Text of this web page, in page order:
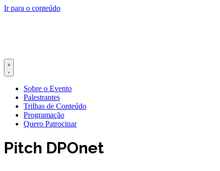
Ir para o conteúdo
Sobre o Evento
Palestrantes
Trilhas de Conteúdo
Programação
Quero Patrocinar
Pitch DPOnet